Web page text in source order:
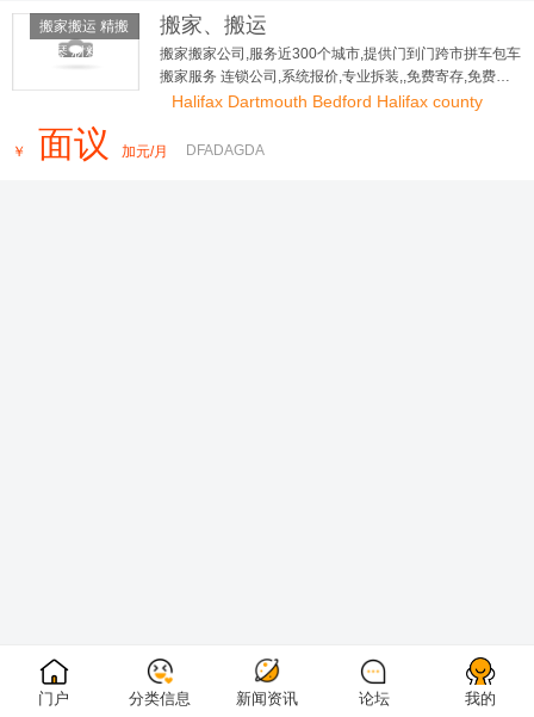
门户 分类信息 新闻资讯 论坛 我的
搬家搬运 精搬
钢琴 材料运
搬家、搬运
搬家搬家公司,服务近300个城市,提供门到门跨市拼车包车
搬家服务 连锁公司,系统报价,专业拆装,,免费寄存,免费评
估,全程保险
Halifax Dartmouth Bedford Halifax county
￥ 面议 加元/月 DFADAGDA